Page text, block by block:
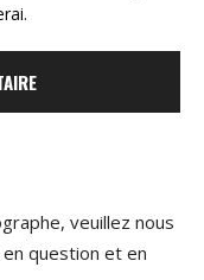
veuillez nous
question et en